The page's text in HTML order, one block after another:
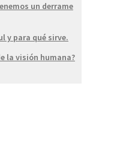
un derrame
y para qué sirve.
la visión humana?